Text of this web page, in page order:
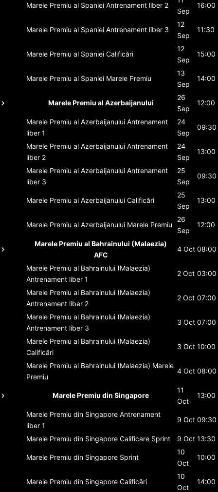
Marele Premiu al Spaniei Antrenament liber 2
Sep
16:00
Marele Premiu al Spaniei Antrenament liber 3
12
Sep
11:30
Marele Premiu al Spaniei Calificări
12
Sep
15:00
Marele Premiu al Spaniei Marele Premiu
13
Sep
14:00
Marele Premiu al Azerbaijanului
26
Sep
12:00
Marele Premiu al Azerbaijanului Antrenament
liber 1
24
Sep
09:30
Marele Premiu al Azerbaijanului Antrenament
liber 2
24
Sep
13:00
Marele Premiu al Azerbaijanului Antrenament
liber 3
25
Sep
09:30
Marele Premiu al Azerbaijanului Calificări
25
Sep
13:00
Marele Premiu al Azerbaijanului Marele Premiu
26
Sep
12:00
Marele Premiu al Bahrainului (Malaezia)
AFC
4 Oct 08:00
Marele Premiu al Bahrainului (Malaezia)
Antrenament liber 1
2 Oct 03:00
Marele Premiu al Bahrainului (Malaezia)
Antrenament liber 2
2 Oct 07:00
Marele Premiu al Bahrainului (Malaezia)
Antrenament liber 3
3 Oct 07:00
Marele Premiu al Bahrainului (Malaezia)
Calificări
3 Oct 10:00
Marele Premiu al Bahrainului (Malaezia) Marele
Premiu
4 Oct 08:00
Marele Premiu din Singapore
11
Oct
13:00
Marele Premiu din Singapore Antrenament
liber 1
9 Oct 09:30
Marele Premiu din Singapore Calificare Sprint 9 Oct 13:30
Marele Premiu din Singapore Sprint
10
Oct
10:00
Marele Premiu din Singapore Calificări
10
Oct
14:00